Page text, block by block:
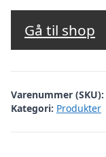
Gå til shop
Varenummer (SKU):
Kategori: Produkter